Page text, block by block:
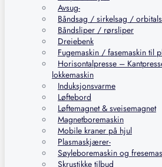
Avsug-
Båndsag / sirkelsag /
Båndsliper / rørsliper
Dreiebenk
Fugemaskin / fasemaskin til
Horisontalpresse –
lokkemaskin
Induksjonsvarme
Løftebord
Løftemagnet & sveisemagnet
Magnetboremaskin
Mobile kraner på hjul
Plasmaskjærer-
Søyleboremaskin og
Skrustikke tilbud